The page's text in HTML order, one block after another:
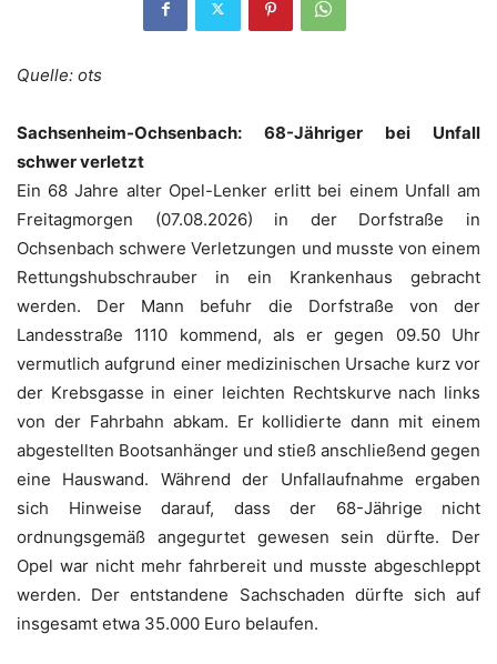
Quelle: ots
Sachsenheim-Ochsenbach: 68-Jähriger bei Unfall
schwer verletzt
Ein 68 Jahre alter Opel-Lenker erlitt bei einem Unfall am
Freitagmorgen (07.08.2026) in der Dorfstraße in
Ochsenbach schwere Verletzungen und musste von einem
Rettungshubschrauber in ein Krankenhaus gebracht
werden. Der Mann befuhr die Dorfstraße von der
Landesstraße 1110 kommend, als er gegen 09.50 Uhr
vermutlich aufgrund einer medizinischen Ursache kurz vor
der Krebsgasse in einer leichten Rechtskurve nach links
von der Fahrbahn abkam. Er kollidierte dann mit einem
abgestellten Bootsanhänger und stieß anschließend gegen
eine Hauswand. Während der Unfallaufnahme ergaben
sich Hinweise darauf, dass der 68-Jährige nicht
ordnungsgemäß angegurtet gewesen sein dürfte. Der
Opel war nicht mehr fahrbereit und musste abgeschleppt
werden. Der entstandene Sachschaden dürfte sich auf
insgesamt etwa 35.000 Euro belaufen.